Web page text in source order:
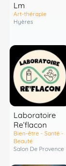
Lm
Art-thérapie
Hyères
Laboratoire
Re’flacon
Bien-être - Santé -
Beauté
Salon De Provence